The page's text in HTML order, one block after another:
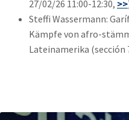
27/02/26 11:00-12:30, >>
Steffi Wassermann:
Kämpfe von afro-
Lateinamerika (sección